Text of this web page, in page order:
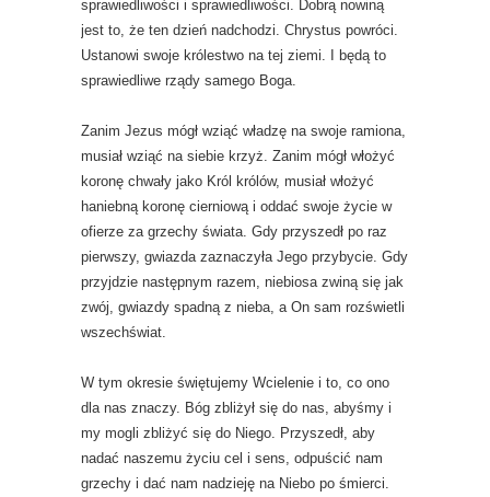
sprawiedliwości i sprawiedliwości. Dobrą nowiną
jest to, że ten dzień nadchodzi. Chrystus powróci.
Ustanowi swoje królestwo na tej ziemi. I będą to
sprawiedliwe rządy samego Boga.
Zanim Jezus mógł wziąć władzę na swoje ramiona,
musiał wziąć na siebie krzyż. Zanim mógł włożyć
koronę chwały jako Król królów, musiał włożyć
haniebną koronę cierniową i oddać swoje życie w
ofierze za grzechy świata. Gdy przyszedł po raz
pierwszy, gwiazda zaznaczyła Jego przybycie. Gdy
przyjdzie następnym razem, niebiosa zwiną się jak
zwój, gwiazdy spadną z nieba, a On sam rozświetli
wszechświat.
W tym okresie świętujemy Wcielenie i to, co ono
dla nas znaczy. Bóg zbliżył się do nas, abyśmy i
my mogli zbliżyć się do Niego. Przyszedł, aby
nadać naszemu życiu cel i sens, odpuścić nam
grzechy i dać nam nadzieję na Niebo po śmierci.